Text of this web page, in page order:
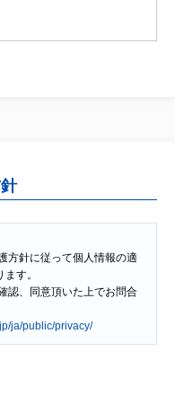
す。
ja/public/privacy/